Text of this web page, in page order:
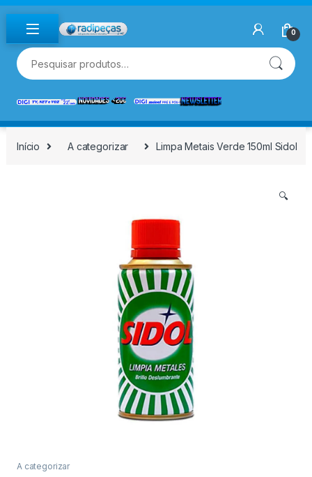
Skip to navigation
Skip to content
0
Pesquisar por:
Início A categorizar Limpa Metais Verde 150ml Sidol
🔍
A categorizar